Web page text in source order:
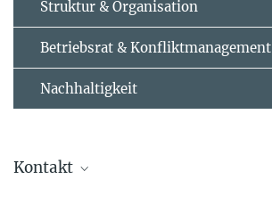
Struktur & Organisation
Betriebsrat & Konfliktmanagement
Nachhaltigkeit
Kontakt